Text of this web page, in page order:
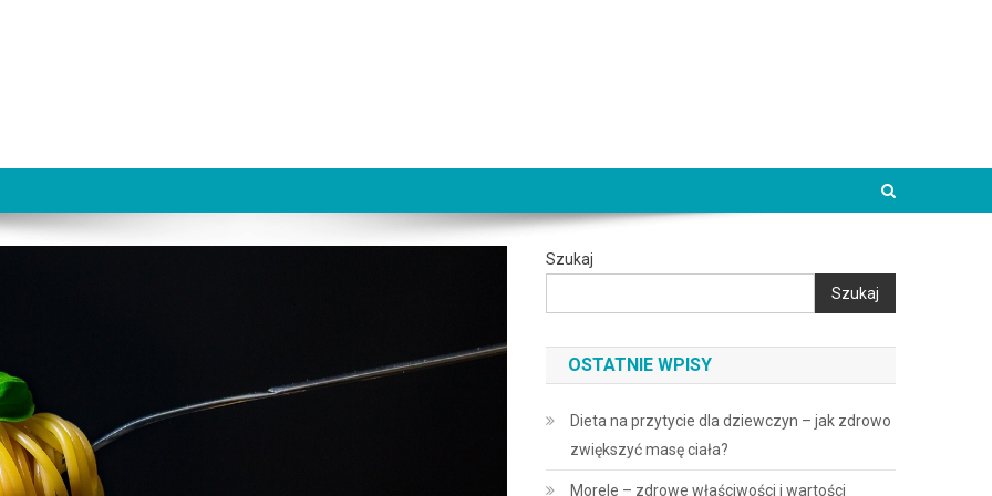
Szukaj
Szukaj
OSTATNIE WPISY
Dieta na przytycie dla dziewczyn – jak zdrowo
zwiększyć masę ciała?
Morele – zdrowe właściwości i wartości